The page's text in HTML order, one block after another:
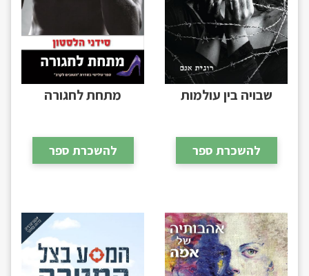
שבויה בין עולמות
להשכרת ספר
מתחת לחגורה
להשכרת ספר